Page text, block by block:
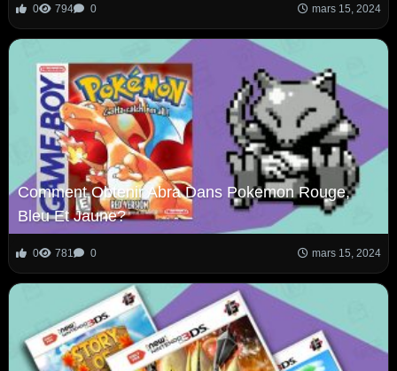
0 794 0 mars 15, 2024
Comment Obtenir Abra Dans Pokemon Rouge,
Bleu Et Jaune?
0 781 0 mars 15, 2024